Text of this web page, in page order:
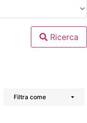
Ricerca
Filtra come